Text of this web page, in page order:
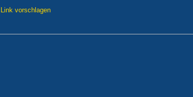
Link vorschlagen